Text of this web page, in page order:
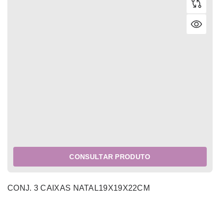
CONSULTAR PRODUTO
CONJ. 3 CAIXAS NATAL19X19X22CM